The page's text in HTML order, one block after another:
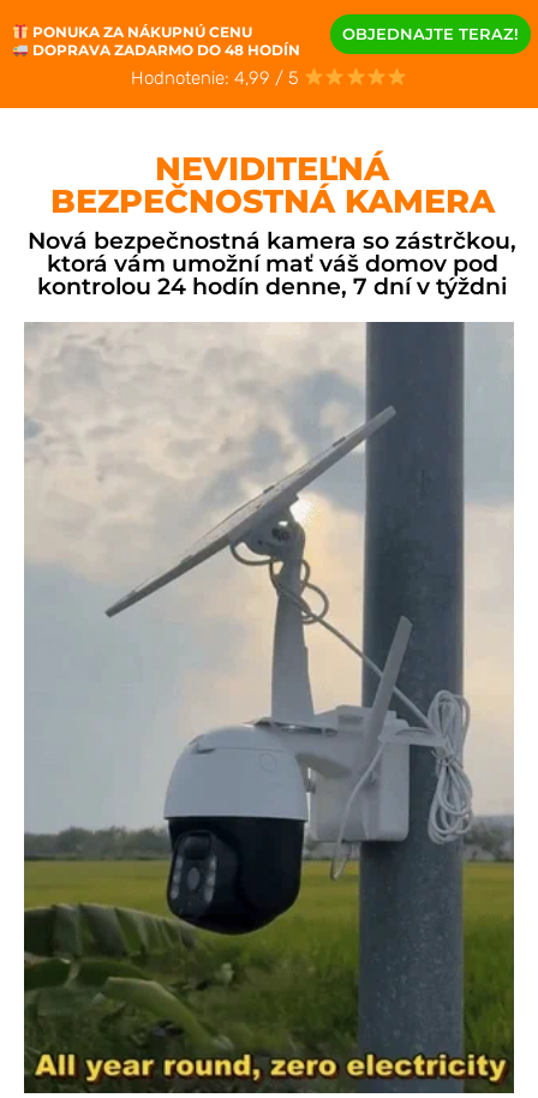
PONUKA ZA NÁKUPNÚ CENU
DOPRAVA ZADARMO DO 48 HODÍN
OBJEDNAJTE TERAZ!
Hodnotenie: 4,99 / 5
NEVIDITEĽNÁ
BEZPEČNOSTNÁ KAMERA
Nová bezpečnostná kamera so zástrčkou,
ktorá vám umožní mať váš domov pod
kontrolou 24 hodín denne, 7 dní v týždni